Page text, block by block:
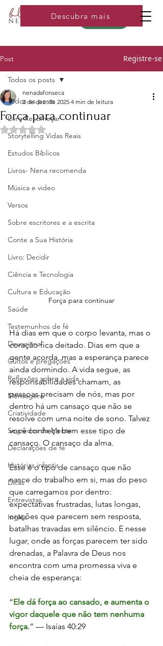
Loja
Descubra mais
Post Registre-se
Todos os posts
Livro Recomeçar
Storytelling Vidas Reais
Estudos Bíblicos
Livros- Nena recomenda
Música e video
Versos
Sobre escritores e a escrita
Conte a Sua História
Livro: Decidir
Ciência e Tecnologia
Cultura e Educação
Saúde
Testemunhos de fé
Devocional
Cultos e pregações
Reflexões sobre a vida
Mensagens
Criatividade
Segredos da Mente
Declarações de fé
Histórias infantis
Dicas
Entrevistas
Inglês
Todos os posts
Força para continuar
nenadafonseca
2 de dez. de 2025 4 min de leitura
Avaliado com NaN de 5 estrelas.
Força para continuar
Há dias em que o corpo levanta, mas o
coração fica deitado. Dias em que a
gente acorda, mas a esperança parece
ainda dormindo. A vida segue, as
responsabilidades chamam, as
pessoas precisam de nós, mas por
dentro há um cansaço que não se
resolve com uma noite de sono. Talvez
você conheça bem esse tipo de
cansaço. O cansaço da alma.
Esse é o tipo de cansaço que não
nasce do trabalho em si, mas do peso
que carregamos por dentro:
expectativas frustradas, lutas longas,
orações que parecem sem resposta,
batalhas travadas em silêncio. E nesse
lugar, onde as forças parecem ter sido
drenadas, a Palavra de Deus nos
encontra com uma promessa viva e
cheia de esperança:
“Ele dá força ao cansado, e aumenta o
vigor daquele que não tem nenhuma
força.” — Isaías 40:29